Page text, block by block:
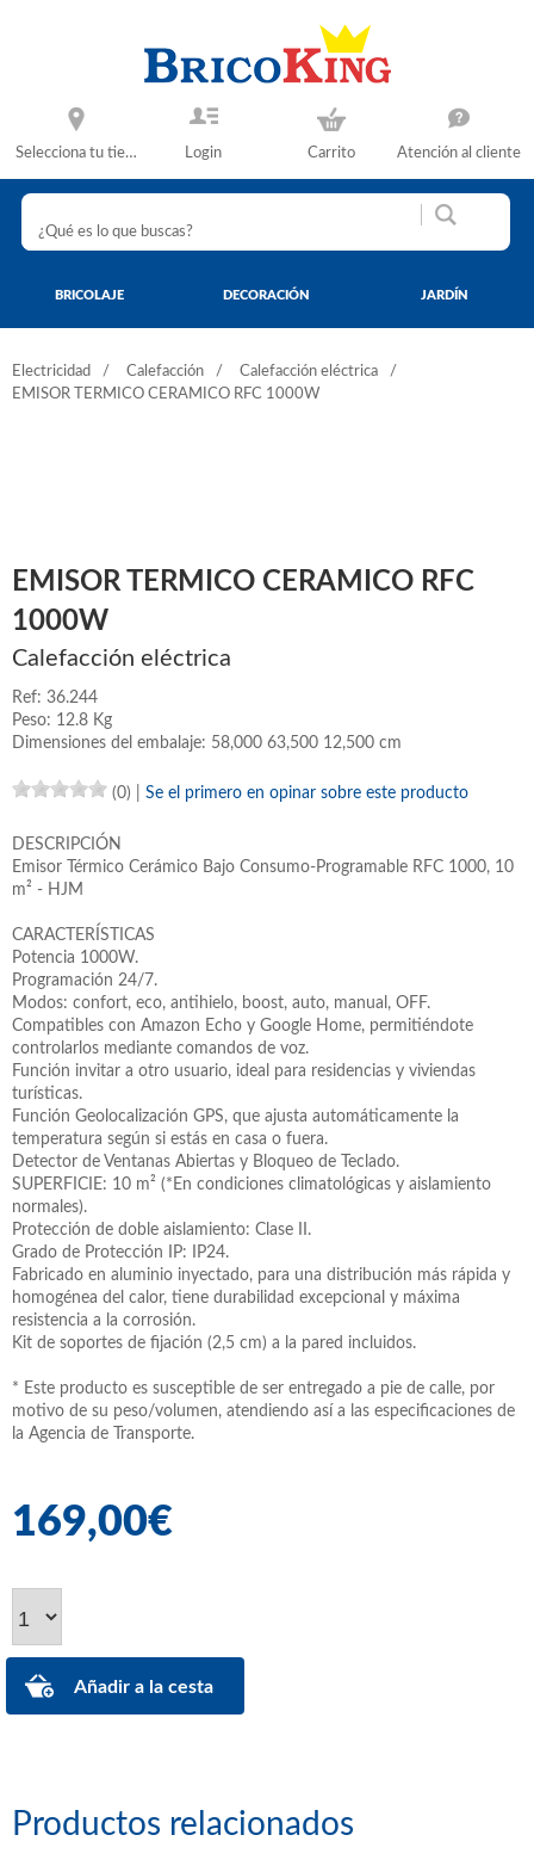
Selecciona tu tienda Login Carrito Atención al cliente
BRICOLAJE DECORACIÓN JARDÍN
Electricidad Calefacción
Calefacción eléctrica
EMISOR TERMICO CERAMICO RFC 1000W
EMISOR TERMICO CERAMICO RFC
1000W
Calefacción eléctrica
Ref: 36.244
Peso: 12.8 Kg
Dimensiones del embalaje: 58,000 63,500 12,500 cm
(0) Se el primero en opinar sobre este producto
DESCRIPCIÓN
Emisor Térmico Cerámico Bajo Consumo-Programable RFC 1000, 10
m² - HJM
CARACTERÍSTICAS
Potencia 1000W.
Programación 24/7.
Modos: confort, eco, antihielo, boost, auto, manual, OFF.
Compatibles con Amazon Echo y Google Home, permitiéndote
controlarlos mediante comandos de voz.
Función invitar a otro usuario, ideal para residencias y viviendas
turísticas.
Función Geolocalización GPS, que ajusta automáticamente la
temperatura según si estás en casa o fuera.
Detector de Ventanas Abiertas y Bloqueo de Teclado.
SUPERFICIE: 10 m² (*En condiciones climatológicas y aislamiento
normales).
Protección de doble aislamiento: Clase II.
Grado de Protección IP: IP24.
Fabricado en aluminio inyectado, para una distribución más rápida y
homogénea del calor, tiene durabilidad excepcional y máxima
resistencia a la corrosión.
Kit de soportes de fijación (2,5 cm) a la pared incluidos.
* Este producto es susceptible de ser entregado a pie de calle, por
motivo de su peso/volumen, atendiendo así a las especificaciones de
la Agencia de Transporte.
169,00€
Productos relacionados